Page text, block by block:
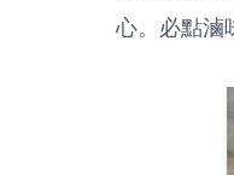
心。必點滷